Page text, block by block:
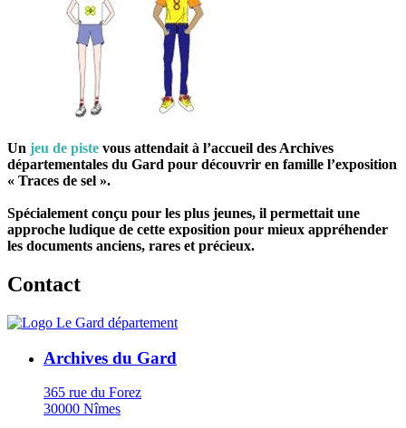
Un jeu de piste vous attendait à l’accueil des Archives
départementales du Gard pour découvrir en famille l’exposition
« Traces de sel ».
Spécialement conçu pour les plus jeunes, il permettait une
approche ludique de cette exposition pour mieux appréhender
les documents anciens, rares et précieux.
Contact
Archives du Gard
365 rue du Forez
30000 Nîmes